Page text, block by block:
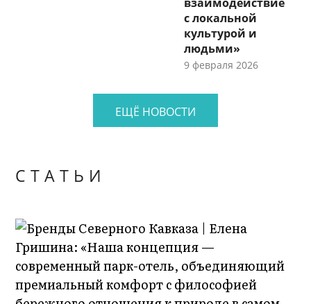
с локальной
культурой и
людьми»
9 февраля 2026
ЕЩЁ НОВОСТИ
СТАТЬИ